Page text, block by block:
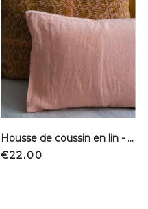
Housse de coussin en lin - Rose cuivre
Price
€22.00